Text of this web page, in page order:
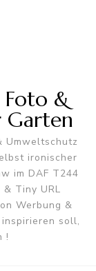
&
Garten
Umweltschutz
ironischer
im DAF T244
& Tiny URL
Werbung &
soll,
!